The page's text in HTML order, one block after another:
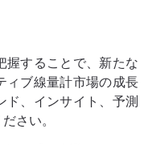
握することで、新たな
ィブ線量計市場の成長
ド、インサイト、予測
さい。